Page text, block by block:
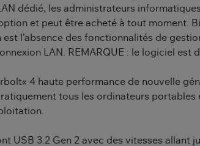
dédié, les administrateurs
et peut être acheté à tout moment.
l’absence des fonctionnalités de
LAN. REMARQUE : le logiciel
4 haute performance de nouvelle
tous les ordinateurs
USB 3.2 Gen 2 avec des vitesses